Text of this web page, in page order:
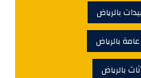
بالرياض
بالرياض
بالرياض